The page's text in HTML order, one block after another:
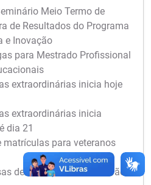
Meio Termo de
de Resultados do Programa
e Inovação
para Mestrado Profissional
extraordinárias inicia hoje
extraordinárias inicia
dia 21
matrículas para veteranos
de iniciação científica vão